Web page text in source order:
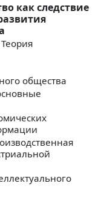
как следствие
общества